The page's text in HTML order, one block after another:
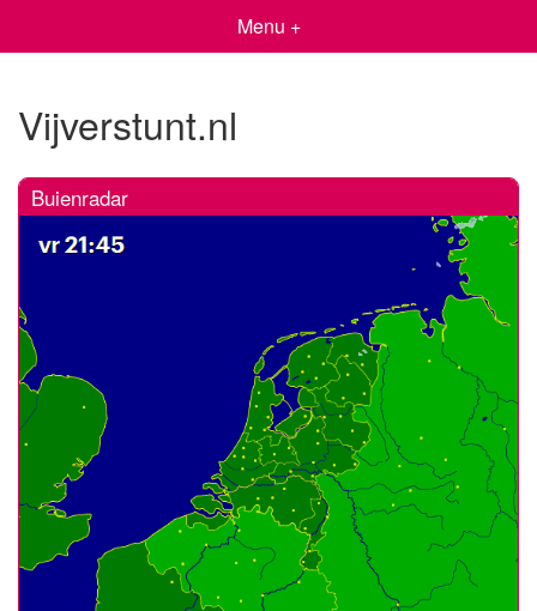
Menu +
Vijverstunt.nl
Buienradar